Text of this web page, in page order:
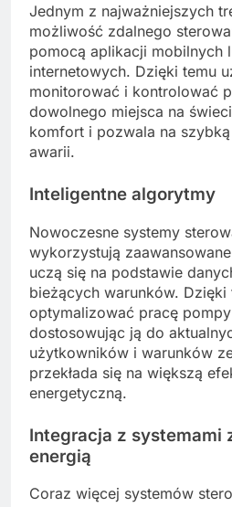
Jednym z najważniejszych
możliwość zdalnego
pomocą aplikacji mobilnych
internetowych. Dzięki temu
monitorować i kontrolować
dowolnego miejsca na
komfort i pozwala na
awarii.
Inteligentne algorytmy
Nowoczesne systemy
wykorzystują
uczą się na podstawie
bieżących warunków. Dzięki
optymalizować pracę pompy
dostosowując ją do
użytkowników i warunków
przekłada się na większą
energetyczną.
Integracja z systemami
energią
Coraz więcej systemów